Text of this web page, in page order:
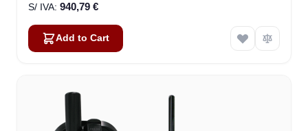
940,79 €
Add to Cart